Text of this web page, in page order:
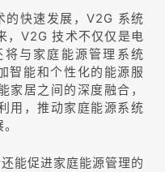
的快速发展，V2G 系统
，V2G 技术不仅仅是电
与家庭能源管理系统
智能和个性化的能源服
家居之间的深度融合，
用，推动家庭能源系统
能促进家庭能源管理的